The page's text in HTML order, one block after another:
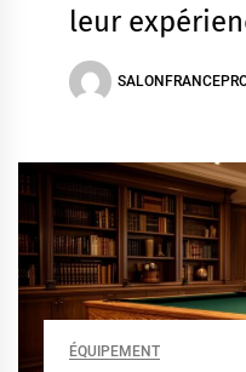
leur
ÉQUIPEMENT